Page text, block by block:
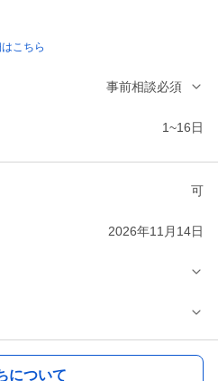
こちら
事前相談必須
1~16日
可
2026年11月14日
について